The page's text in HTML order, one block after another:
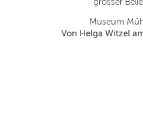
grosser
Museum
Von Helga Witzel